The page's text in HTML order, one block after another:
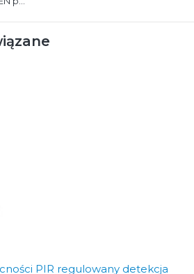
PIR regulowany detekcja